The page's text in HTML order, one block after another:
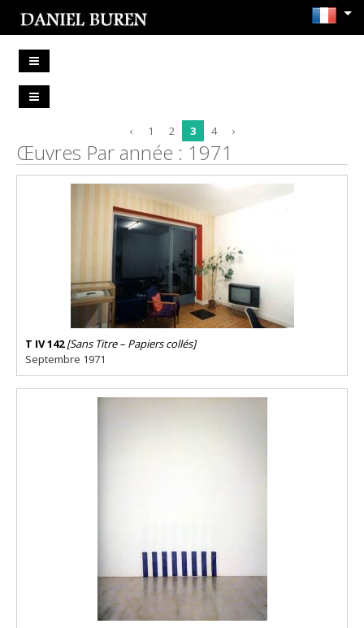
‹ 1 2 3 4 ›
Œuvres Par année : 1971
T IV 142 [Sans Titre – Papiers collés]
Septembre 1971